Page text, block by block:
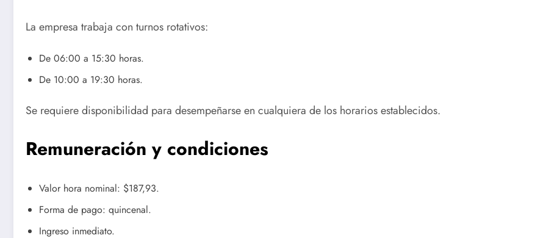
La empresa trabaja con turnos rotativos:
De 06:00 a 15:30 horas.
De 10:00 a 19:30 horas.
Se requiere disponibilidad para desempeñarse en cualquiera de los horarios establecidos.
Remuneración y condiciones
Valor hora nominal: $187,93.
Forma de pago: quincenal.
Ingreso inmediato.